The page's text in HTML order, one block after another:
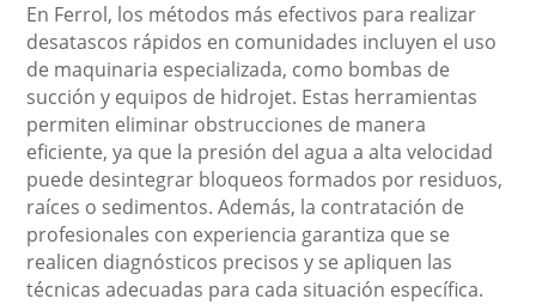
En Ferrol, los métodos más efectivos para realizar
desatascos rápidos en comunidades incluyen el uso
de maquinaria especializada, como bombas de
succión y equipos de hidrojet. Estas herramientas
permiten eliminar obstrucciones de manera
eficiente, ya que la presión del agua a alta velocidad
puede desintegrar bloqueos formados por residuos,
raíces o sedimentos. Además, la contratación de
profesionales con experiencia garantiza que se
realicen diagnósticos precisos y se apliquen las
técnicas adecuadas para cada situación específica.